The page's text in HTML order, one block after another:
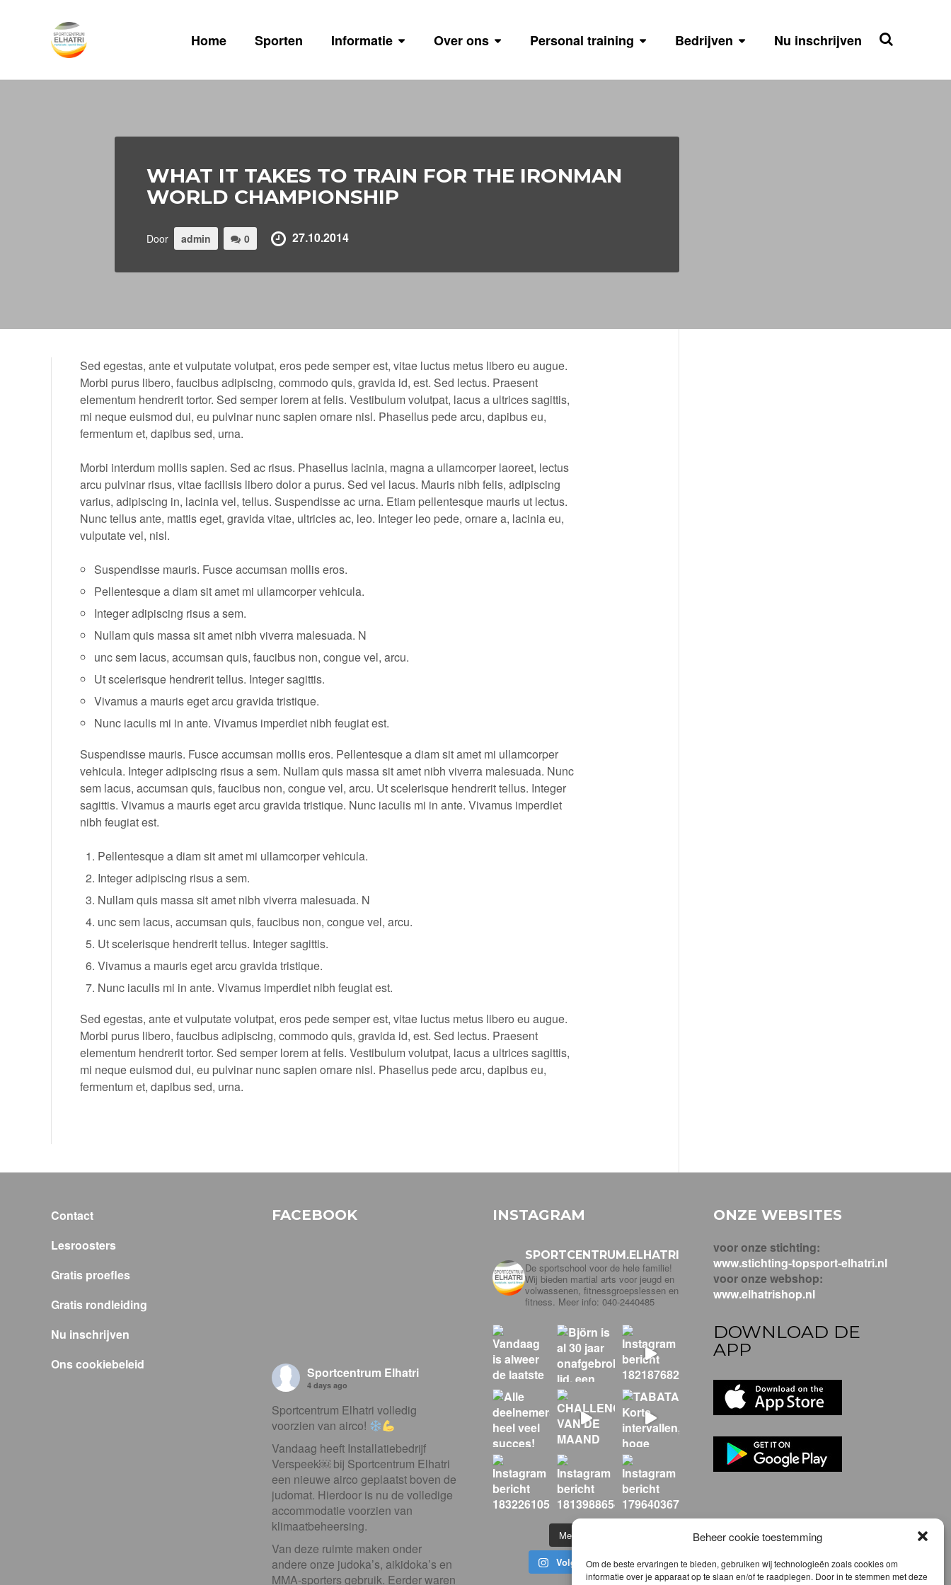
Beheer cookie toestemming
Om de beste ervaringen te bieden, gebruiken wij technologieën zoals cookies om
informatie over je apparaat op te slaan en/of te raadplegen. Door in te stemmen met deze
Home Sporten Informatie Over ons Personal training Bedrijven Nu inschrijven
WHAT IT TAKES TO TRAIN FOR THE IRONMAN
WORLD CHAMPIONSHIP
Door admin 0 27.10.2014
Sed egestas, ante et vulputate volutpat, eros pede semper est, vitae luctus metus libero eu augue.
Morbi purus libero, faucibus adipiscing, commodo quis, gravida id, est. Sed lectus. Praesent
elementum hendrerit tortor. Sed semper lorem at felis. Vestibulum volutpat, lacus a ultrices sagittis,
mi neque euismod dui, eu pulvinar nunc sapien ornare nisl. Phasellus pede arcu, dapibus eu,
fermentum et, dapibus sed, urna.
Morbi interdum mollis sapien. Sed ac risus. Phasellus lacinia, magna a ullamcorper laoreet, lectus
arcu pulvinar risus, vitae facilisis libero dolor a purus. Sed vel lacus. Mauris nibh felis, adipiscing
varius, adipiscing in, lacinia vel, tellus. Suspendisse ac urna. Etiam pellentesque mauris ut lectus.
Nunc tellus ante, mattis eget, gravida vitae, ultricies ac, leo. Integer leo pede, ornare a, lacinia eu,
vulputate vel, nisl.
Suspendisse mauris. Fusce accumsan mollis eros.
Pellentesque a diam sit amet mi ullamcorper vehicula.
Integer adipiscing risus a sem.
Nullam quis massa sit amet nibh viverra malesuada. N
unc sem lacus, accumsan quis, faucibus non, congue vel, arcu.
Ut scelerisque hendrerit tellus. Integer sagittis.
Vivamus a mauris eget arcu gravida tristique.
Nunc iaculis mi in ante. Vivamus imperdiet nibh feugiat est.
Suspendisse mauris. Fusce accumsan mollis eros. Pellentesque a diam sit amet mi ullamcorper
vehicula. Integer adipiscing risus a sem. Nullam quis massa sit amet nibh viverra malesuada. Nunc
sem lacus, accumsan quis, faucibus non, congue vel, arcu. Ut scelerisque hendrerit tellus. Integer
sagittis. Vivamus a mauris eget arcu gravida tristique. Nunc iaculis mi in ante. Vivamus imperdiet
nibh feugiat est.
Pellentesque a diam sit amet mi ullamcorper vehicula.
Integer adipiscing risus a sem.
Nullam quis massa sit amet nibh viverra malesuada. N
unc sem lacus, accumsan quis, faucibus non, congue vel, arcu.
Ut scelerisque hendrerit tellus. Integer sagittis.
Vivamus a mauris eget arcu gravida tristique.
Nunc iaculis mi in ante. Vivamus imperdiet nibh feugiat est.
Sed egestas, ante et vulputate volutpat, eros pede semper est, vitae luctus metus libero eu augue.
Morbi purus libero, faucibus adipiscing, commodo quis, gravida id, est. Sed lectus. Praesent
elementum hendrerit tortor. Sed semper lorem at felis. Vestibulum volutpat, lacus a ultrices sagittis,
mi neque euismod dui, eu pulvinar nunc sapien ornare nisl. Phasellus pede arcu, dapibus eu,
fermentum et, dapibus sed, urna.
Contact
Lesroosters
Gratis proefles
Gratis rondleiding
Nu inschrijven
Ons cookiebeleid
FACEBOOK
Sportcentrum Elhatri
4 days ago
Sportcentrum Elhatri volledig
voorzien van airco!
Vandaag heeft Installatiebedrijf
Verspeek⁠￼ bij Sportcentrum Elhatri
een nieuwe airco geplaatst boven de
judomat. Hierdoor is nu de volledige
accommodatie voorzien van
klimaatbeheersing.
Van deze ruimte maken onder
andere onze judoka’s, aikidoka’s en
MMA-sporters gebruik. Eerder waren
INSTAGRAM
SPORTCENTRUM.ELHATRI
De sportschool voor de hele familie!
Wij bieden martial arts voor jeugd en
volwassenen, fitnessgroepslessen en
fitness. Meer info: 040-2440485
Meer laden...
Volg op Instagram
ONZE WEBSITES
voor onze stichting:
www.stichting-topsport-elhatri.nl
voor onze webshop:
www.elhatrishop.nl
DOWNLOAD DE
APP